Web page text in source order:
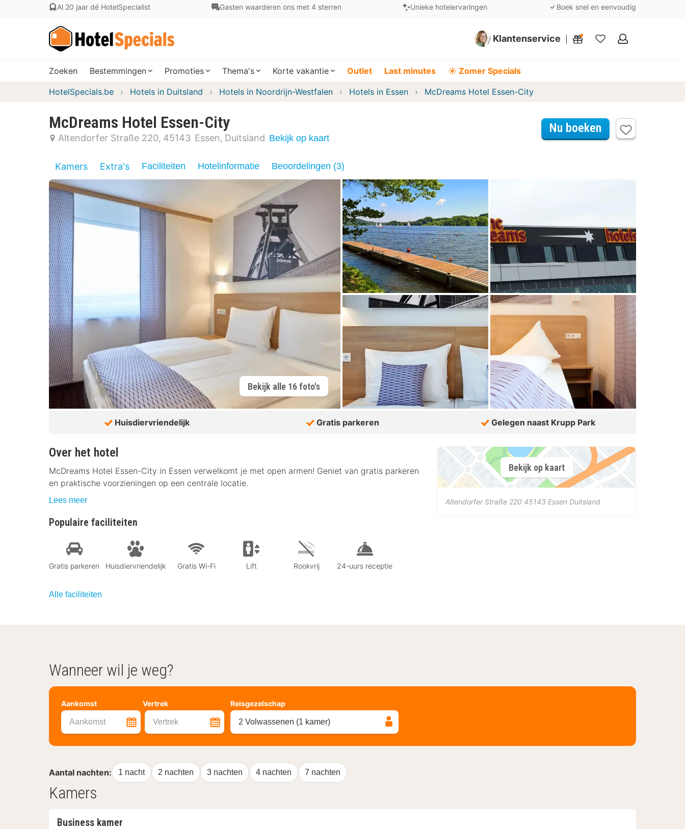
Al 20 jaar dé HotelSpecialist Gasten waarderen ons met 4 sterren Unieke hotelervaringen Boek snel en eenvoudig
Klantenservice
Mijn
Zoeken Bestemmingen Promoties Thema's Korte vakantie Outlet Last minutes ☀️ Zomer Specials
HotelSpecials.be Hotels in Duitsland Hotels in Noordrijn-Westfalen Hotels in Essen McDreams Hotel Essen-City
McDreams Hotel Essen-City
Altendorfer Straße 220 45143 Essen Duitsland Bekijk op kaart
Nu boeken
Kamers Extra's Faciliteiten Hotelinformatie Beoordelingen (3)
Bekijk alle 16 foto's
Huisdiervriendelijk Gratis parkeren Gelegen naast Krupp Park
Over het hotel
McDreams Hotel Essen-City in Essen verwelkomt je met open armen! Geniet van gratis parkeren
en praktische voorzieningen op een centrale locatie.
Lees meer
Populaire faciliteiten
Gratis parkeren Huisdiervriendelijk Gratis Wi-Fi Lift Rookvrij 24-uurs receptie
Alle faciliteiten
Bekijk op kaart
Altendorfer Straße 220 45143 Essen Duitsland
Wanneer wil je weg?
Aankomst Vertrek
Aankomst Vertrek
Reisgezelschap
2 Volwassenen (1 kamer)
Aantal nachten: 1 nacht 2 nachten 3 nachten 4 nachten 7 nachten
Kamers
Business kamer